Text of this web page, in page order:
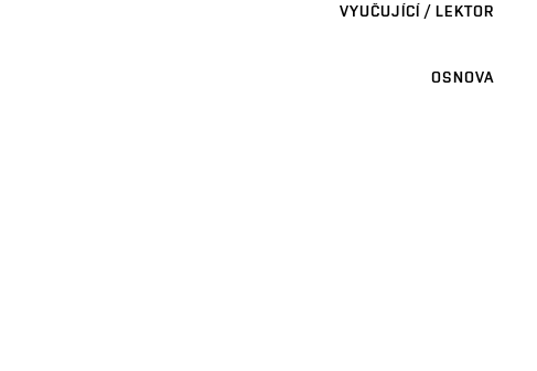
VYUČUJÍCÍ / LEKTOR
OSNOVA